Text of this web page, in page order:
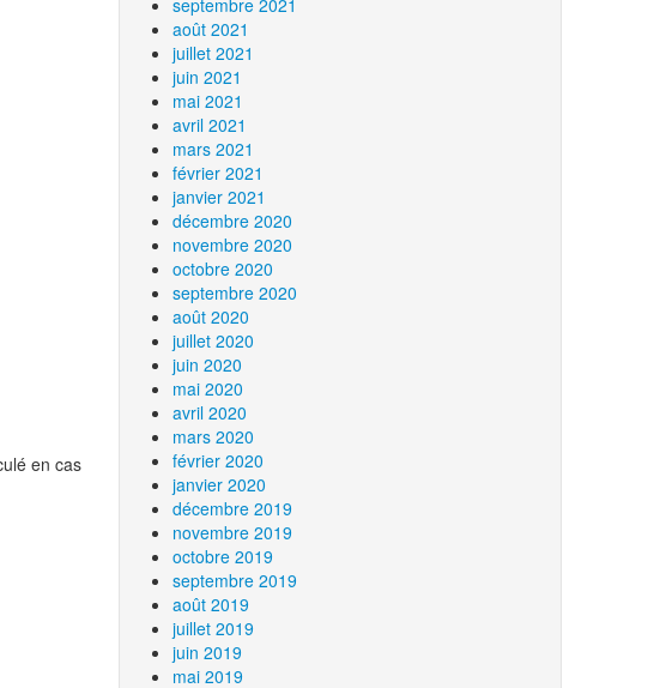
en cas
septembre 2021
août 2021
juillet 2021
juin 2021
mai 2021
avril 2021
mars 2021
février 2021
janvier 2021
décembre 2020
novembre 2020
octobre 2020
septembre 2020
août 2020
juillet 2020
juin 2020
mai 2020
avril 2020
mars 2020
février 2020
janvier 2020
décembre 2019
novembre 2019
octobre 2019
septembre 2019
août 2019
juillet 2019
juin 2019
mai 2019